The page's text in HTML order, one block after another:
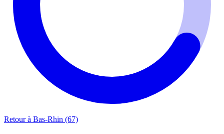
Retour à Bas-Rhin (67)